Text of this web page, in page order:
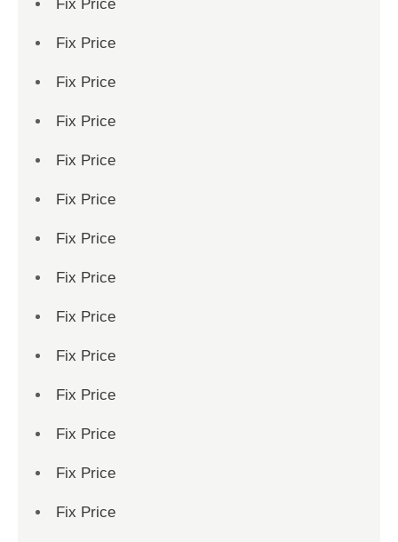
Fix Price
Fix Price
Fix Price
Fix Price
Fix Price
Fix Price
Fix Price
Fix Price
Fix Price
Fix Price
Fix Price
Fix Price
Fix Price
Fix Price